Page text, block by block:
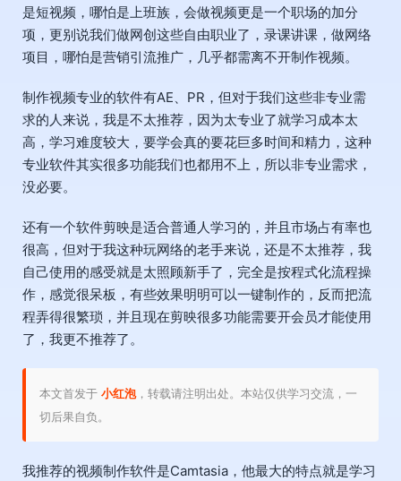
是短视频，哪怕是上班族，会做视频更是一个职场的加分
项，更别说我们做网创这些自由职业了，录课讲课，做网络
项目，哪怕是营销引流推广，几乎都需离不开制作视频。
制作视频专业的软件有AE、PR，但对于我们这些非专业需
求的人来说，我是不太推荐，因为太专业了就学习成本太
高，学习难度较大，要学会真的要花巨多时间和精力，这种
专业软件其实很多功能我们也都用不上，所以非专业需求，
没必要。
还有一个软件剪映是适合普通人学习的，并且市场占有率也
很高，但对于我这种玩网络的老手来说，还是不太推荐，我
自己使用的感受就是太照顾新手了，完全是按程式化流程操
作，感觉很呆板，有些效果明明可以一键制作的，反而把流
程弄得很繁琐，并且现在剪映很多功能需要开会员才能使用
了，我更不推荐了。
本文首发于 小红泡，转载请注明出处。本站仅供学习交流，一
切后果自负。
我推荐的视频制作软件是Camtasia，他最大的特点就是学习